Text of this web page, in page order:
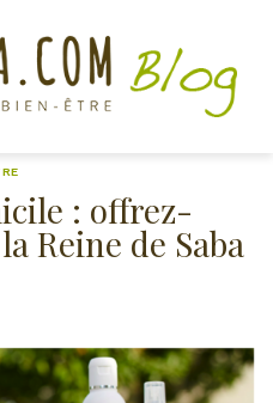
: offrez-
Reine de Saba